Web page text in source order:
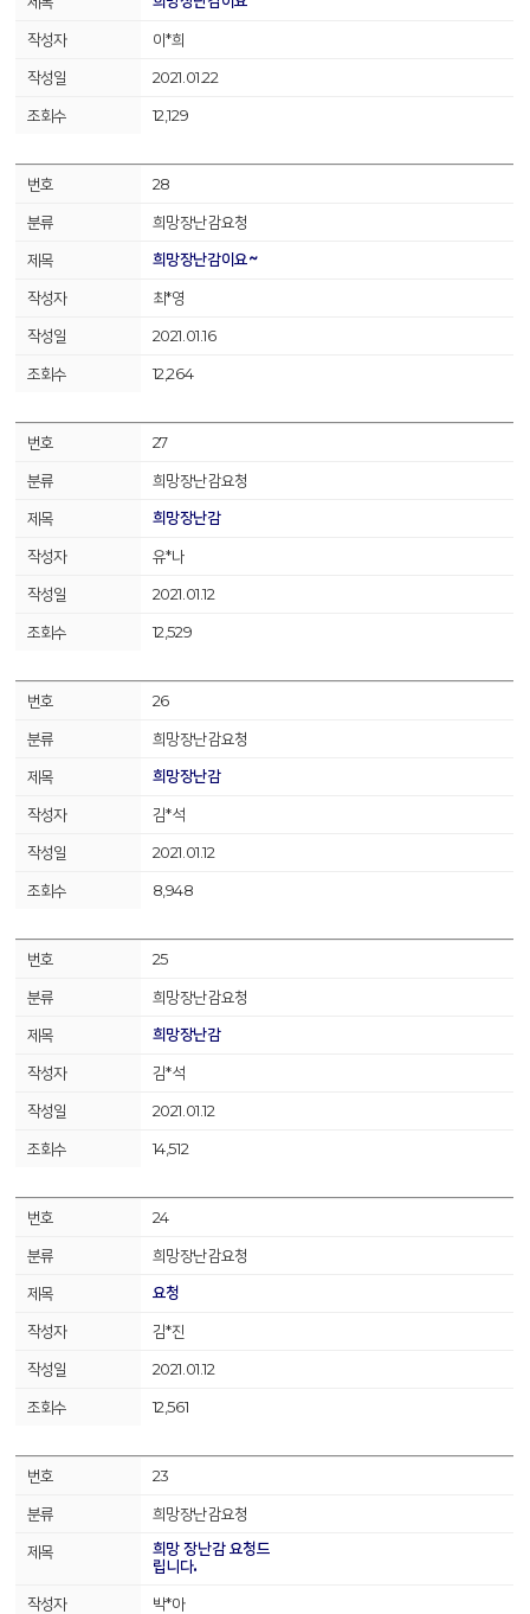
이*희
2021.01.22
12,129
28
희망장난감요청
희망장난감이요~
최*영
2021.01.16
12,264
27
희망장난감요청
희망장난감
유*나
2021.01.12
12,529
26
희망장난감요청
희망장난감
김*석
2021.01.12
8,948
25
희망장난감요청
희망장난감
김*석
2021.01.12
14,512
24
희망장난감요청
요청
김*진
2021.01.12
12,561
23
희망장난감요청
희망 장난감 요청드
립니다.
박*아